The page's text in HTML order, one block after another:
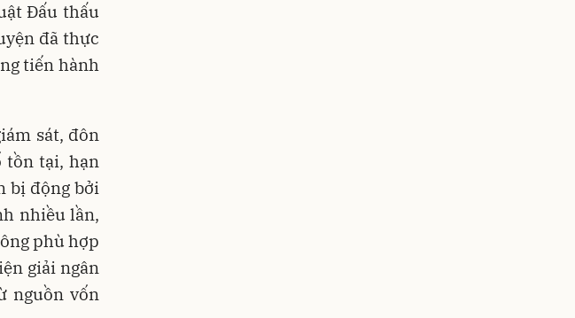
Đấu thấu
đã thực
tiến hành
sát, đôn
tồn tại, hạn
bị động bởi
nhiều lần,
phù hợp
giải ngân
nguồn vốn